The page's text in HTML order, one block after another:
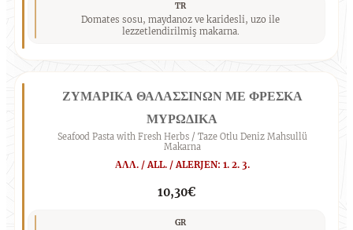
TR
Domates sosu, maydanoz ve karidesli, uzo ile
lezzetlendirilmiş makarna.
ΖΥΜΑΡΙΚΑ ΘΑΛΑΣΣΙΝΩΝ ΜΕ ΦΡΕΣΚΑ
ΜΥΡΩΔΙΚΑ
Seafood Pasta with Fresh Herbs / Taze Otlu Deniz Mahsullü
Makarna
ΑΛΛ. / ALL. / ALERJEN: 1. 2. 3.
10,30€
GR